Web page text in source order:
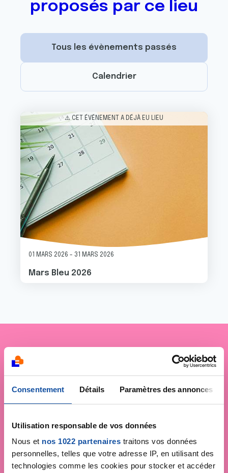
Consentement Détails Paramètres des annonces
Utilisation responsable de vos données
Nous et nos 1022 partenaires traitons vos données
personnelles, telles que votre adresse IP, en utilisant des
technologies comme les cookies pour stocker et accéder
proposés par ce lieu
Tous les évènements passés
Calendrier
Image
01 MARS 2026 - 31 MARS 2026
⚠️ CET ÉVÉNEMENT A DÉJÀ EU LIEU
Mars Bleu 2026
la Ligue
contre le cancer